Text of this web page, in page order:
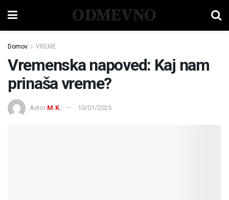
ODMEVNO
Domov VREME
Vremenska napoved: Kaj nam
prinaša vreme?
Avtor M.K. 10/01/2025